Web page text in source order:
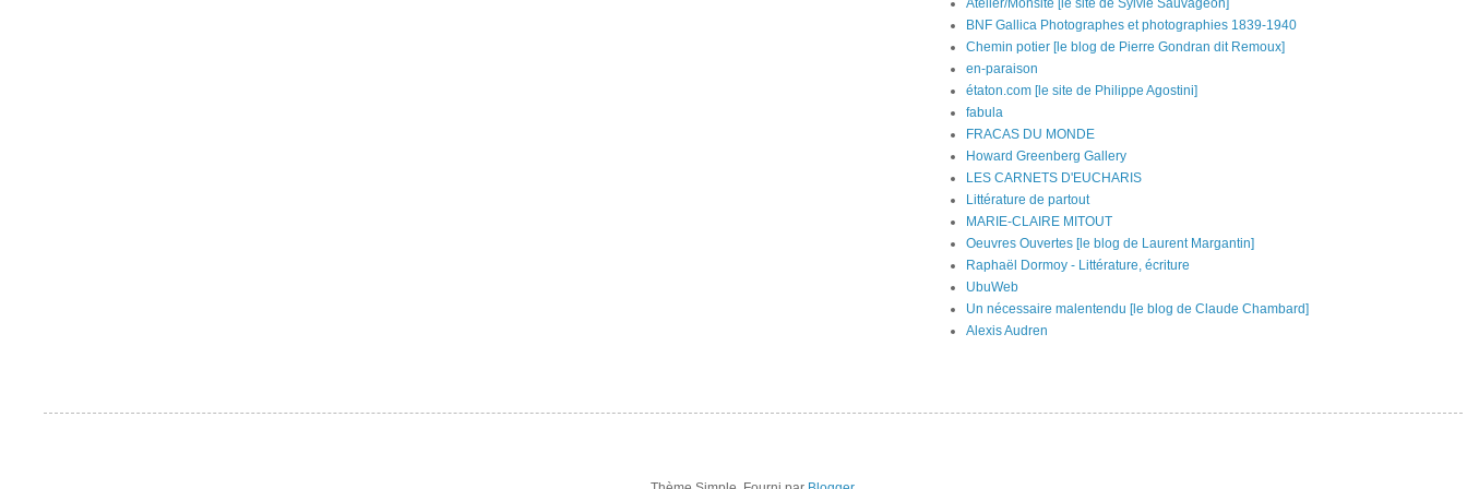
Atelier/Monsite [le site de Sylvie Sauvageon]
BNF Gallica Photographes et photographies 1839-1940
Chemin potier [le blog de Pierre Gondran dit Remoux]
en-paraison
étaton.com [le site de Philippe Agostini]
fabula
FRACAS DU MONDE
Howard Greenberg Gallery
LES CARNETS D'EUCHARIS
Littérature de partout
MARIE-CLAIRE MITOUT
Oeuvres Ouvertes [le blog de Laurent Margantin]
Raphaël Dormoy - Littérature, écriture
UbuWeb
Un nécessaire malentendu [le blog de Claude Chambard]
Alexis Audren